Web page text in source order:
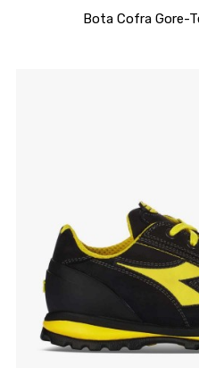
Bota Cofra Gore-